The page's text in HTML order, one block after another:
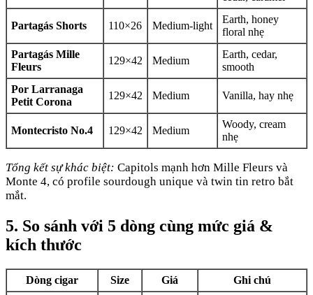
Partagás Shorts 110×26 Medium‑light
Earth, honey
floral nhẹ
Partagás Mille
Fleurs
129×42 Medium
Earth, cedar,
smooth
Por Larranaga
Petit Corona
129×42 Medium Vanilla, hay nhẹ
Montecristo No.4 129×42 Medium
Woody, cream
nhẹ
Tổng kết sự khác biệt: Capitols mạnh hơn Mille Fleurs và
Monte 4, có profile sourdough unique và twin tin retro bắt
mắt.
5. So sánh với 5 dòng cùng mức giá &
kích thước
Dòng cigar Size Giá Ghi chú